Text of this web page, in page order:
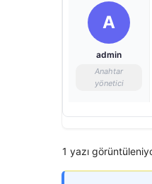
A
admin
Anahtar
yönetici
1 yazı